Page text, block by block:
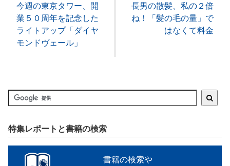
今週の東京タワー、開
業５０周年を記念した
ライトアップ「ダイヤ
モンドヴェール」
長男の散髪、私の２倍
ね！「髪の毛の量」で
はなくて料金
特集レポートと書籍の検索
書籍の検索や